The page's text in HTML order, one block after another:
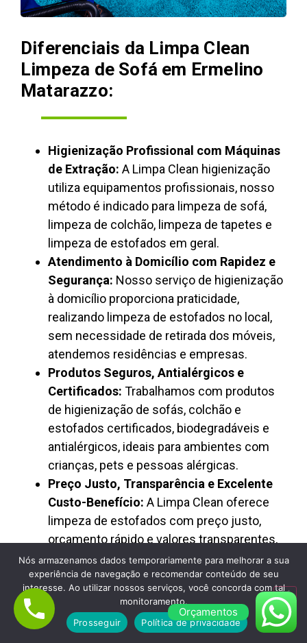
Diferenciais da Limpa Clean
Limpeza de Sofá em Ermelino
Matarazzo:
Higienização Profissional com Máquinas
de Extração: A Limpa Clean higienização
utiliza equipamentos profissionais, nosso
método é indicado para limpeza de sofá,
limpeza de colchão, limpeza de tapetes e
limpeza de estofados em geral.
Atendimento à Domicílio com Rapidez e
Segurança: Nosso serviço de higienização
à domicílio proporciona praticidade,
realizando limpeza de estofados no local,
sem necessidade de retirada dos móveis,
atendemos residências e empresas.
Produtos Seguros, Antialérgicos e
Certificados: Trabalhamos com produtos
de higienização de sofás, colchão e
estofados certificados, biodegradáveis e
antialérgicos, ideais para ambientes com
crianças, pets e pessoas alérgicas.
Preço Justo, Transparência e Excelente
Custo-Benefício: A Limpa Clean oferece
limpeza de estofados com preço justo,
orçamento rápido e valores transparentes,
sendo reconhecida como empresa
confiável de higienização profissional.
Orçamentos
Nós armazenamos dados temporariamente para melhorar a sua
experiência de navegação e recomendar conteúdo de seu
interesse. Ao utilizar nossos serviços, você concorda com tal
monitoramento.
Prosseguir
Política de privacidade